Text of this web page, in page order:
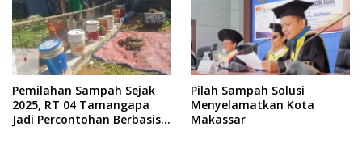
Pemilahan Sampah Sejak
2025, RT 04 Tamangapa
Jadi Percontohan Berbasis
Pilah Sampah Solusi
Menyelamatkan Kota
Makassar